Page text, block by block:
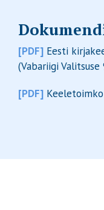
[PDF] Eesti
(Vabariigi Valitsuse
[PDF]